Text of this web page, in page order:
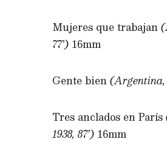
Mujeres que trabajan
77’) 16mm
Gente bien(Argentina,
Tres anclados en París
1938, 87’) 16mm